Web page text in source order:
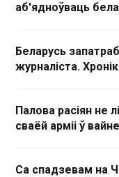
аб'ядноўваць
Беларусь
журналіста.
Палова расіян не
сваёй арміі ў
Са спадзевам на